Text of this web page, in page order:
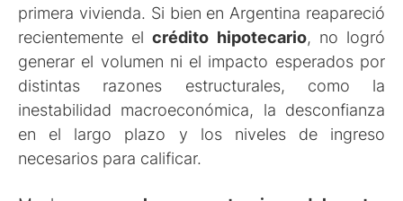
primera vivienda. Si bien en Argentina reapareció
recientemente elcrédito hipotecario, no logró
generar el volumen ni el impacto esperados por
distintas razones estructurales, como la
inestabilidad macroeconómica, la desconfianza
en el largo plazo y los niveles de ingreso
necesarios para calificar.